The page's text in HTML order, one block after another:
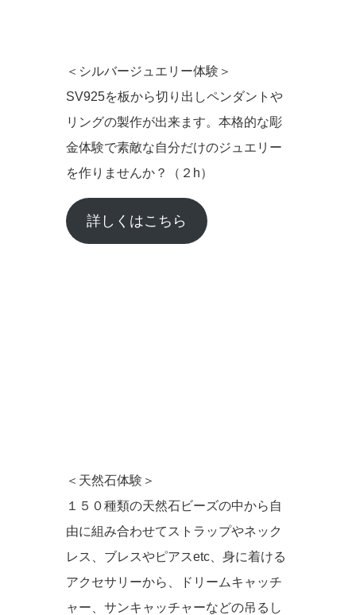
＜シルバージュエリー体験＞
SV925を板から切り出しペンダントや
リングの製作が出来ます。本格的な彫
金体験で素敵な自分だけのジュエリー
を作りませんか？（２h）
詳しくはこちら
＜天然石体験＞
１５０種類の天然石ビーズの中から自
由に組み合わせてストラップやネック
レス、ブレスやピアスetc、身に着ける
アクセサリーから、ドリームキャッチ
ャー、サンキャッチャーなどの吊るし